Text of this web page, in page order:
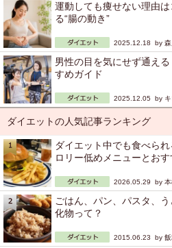
運動しても痩せない理由
る“腸の動き”
2025.12.18 by
男性の目を気にせず通え
すめガイド
2025.12.05 by
ダイエットの人気記事ランキング
ダイエット中でも食べら
ロリー低めメニューとお
2026.05.29 by
ごはん、パン、パスタ、
化物って？
2015.06.23 by